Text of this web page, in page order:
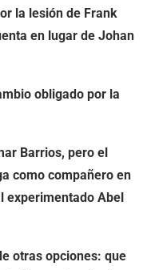
la lesión de Frank
en lugar de Johan
obligado por la
Barrios, pero el
como compañero en
experimentado Abel
otras opciones: que